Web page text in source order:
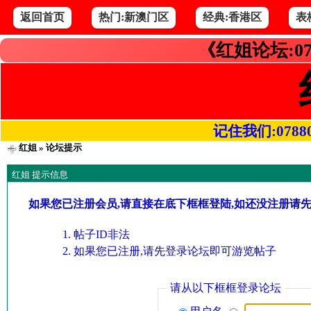
返回首页 热门:新澳门区 经典:香港区 表
《红姐论坛
记住我们
红姐» 论坛提示
红姐 提示信息
如果您已注册会员,请直接在底下框框登陆,如还没注册请
帖子ID非法
如果您已注册,请先登录论坛即可游览帖子
请从以下框框登录论坛